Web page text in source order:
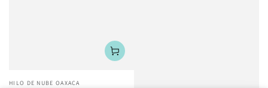
Vendedor:
HILO DE NUBE OAXACA